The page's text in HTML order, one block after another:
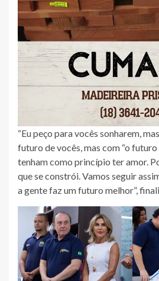
“Eu peço para vocês sonharem,
futuro de vocês, mas com “o futuro
tenham como princípio ter amor.
que se constrói. Vamos seguir
a gente faz um futuro melhor”,